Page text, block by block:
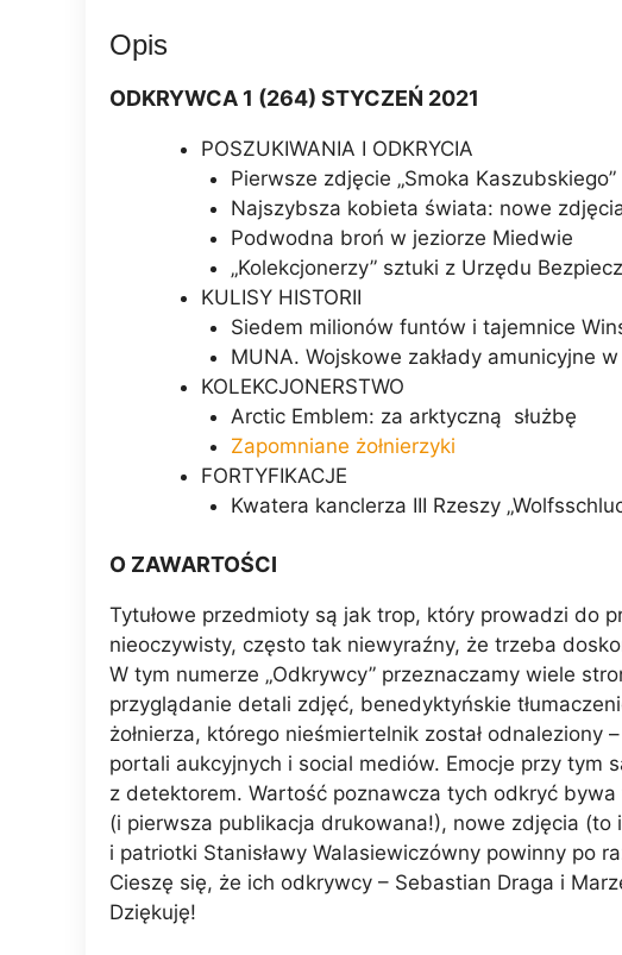
Opis
ODKRYWCA 1 (264) STYCZEŃ 2021
POSZUKIWANIA I ODKRYCIA
Pierwsze zdjęcie „Smoka
Najszybsza kobieta świata: nowe
Podwodna broń w jeziorze Miedwie
„Kolekcjonerzy” sztuki z Urzędu
KULISY HISTORII
Siedem milionów funtów i tajemnice
MUNA. Wojskowe zakłady amunicyjne
KOLEKCJONERSTWO
Arctic Emblem: za arktyczną służbę
Zapomniane żołnierzyki
FORTYFIKACJE
Kwatera kanclerza III Rzeszy
O ZAWARTOŚCI
Tytułowe przedmioty są jak trop, który prowadzi do
nieoczywisty, często tak niewyraźny, że trzeba
W tym numerze „Odkrywcy” przeznaczamy wiele
przyglądanie detali zdjęć, benedyktyńskie
żołnierza, którego nieśmiertelnik został
portali aukcyjnych i social mediów. Emocje przy tym
z detektorem. Wartość poznawcza tych odkryć
(i pierwsza publikacja drukowana!), nowe zdjęcia
i patriotki Stanisławy Walasiewiczówny powinny po
Cieszę się, że ich odkrywcy – Sebastian Draga i
Dziękuję!